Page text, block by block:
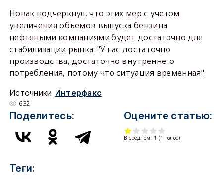
Новак подчеркнул, что этих мер с учетом
увеличения объемов выпуска бензина
нефтяными компаниями будет достаточно для
стабилизации рынка: "У нас достаточно
производства, достаточно внутреннего
потребления, потому что ситуация временная".
Источники Интерфакс
632
Поделитесь: Оцените статью:
В среднем: 1 (1 голос)
Теги: